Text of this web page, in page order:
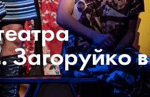
Загоруйко в